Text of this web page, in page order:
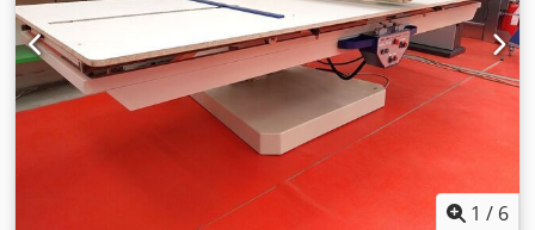
1 / 6